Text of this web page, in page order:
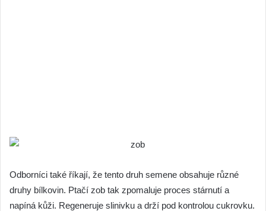
Odborníci také říkají, že tento druh semene obsahuje různé
druhy bílkovin. Ptačí zob tak zpomaluje proces stárnutí a
napíná kůži. Regeneruje slinivku a drží pod kontrolou cukrovku.